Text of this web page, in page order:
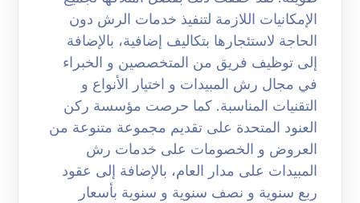
الإمكانيات اللازمة لتنفيذ خدمات الرش دون
الحاجة لاستئجارها بتكاليف إضافية، بالإضافة
إلى توظيف فريق من المتخصصين و الخبراء
في مجال رش المبيدات و اختيار الأنواع و
التقنيات المناسبة. كما حرصت مؤسسة ركن
العنود المتحدة على تقديم مجموعة متنوعة من
العروض و الخصومات على خدمات رش
المبيدات على مدار العام، بالإضافة إلى عقود
ربع سنوية و نصف سنوية و سنوية بأسعار